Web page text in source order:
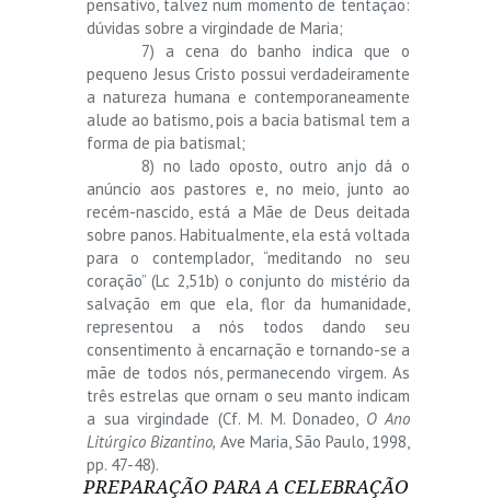
pensativo, talvez num momento de tentação:
dúvidas sobre a virgindade de Maria;
7) a cena do banho indica que o
pequeno Jesus Cristo possui verdadeiramente
a natureza humana e contemporaneamente
alude ao batismo, pois a bacia batismal tem a
forma de pia batismal;
8) no lado oposto, outro anjo dá o
anúncio aos pastores e, no meio, junto ao
recém-nascido, está a Mãe de Deus deitada
sobre panos. Habitualmente, ela está voltada
para o contemplador, “meditando no seu
coração” (Lc 2,51b) o conjunto do mistério da
salvação em que ela, flor da humanidade,
representou a nós todos dando seu
consentimento à encarnação e tornando-se a
mãe de todos nós, permanecendo virgem. As
três estrelas que ornam o seu manto indicam
a sua virgindade (Cf. M. M. Donadeo, O Ano
Litúrgico Bizantino, Ave Maria, São Paulo, 1998,
pp. 47-48).
PREPARAÇÃO PARA A CELEBRAÇÃO